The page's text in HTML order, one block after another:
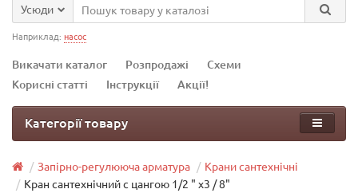
Усюди
Наприклад: насос
Викачати каталог Розпродажі
Схеми
Корисні статті
Інструкції Акції!
Категорії товару
Запірно-регулююча арматура
Крани сантехнічні
Кран сантехнічний c цангою 1/2 " х3 / 8"